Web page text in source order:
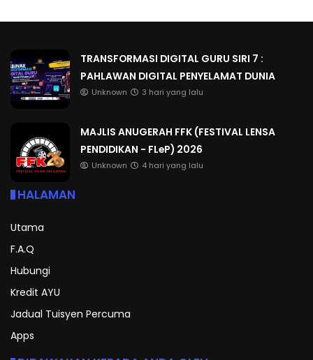
TRANSFORMASI DIGITAL GURU SIRI 7 :
PAHLAWAN DIGITAL PENYELAMAT DUNIA
Unknown 3 hari yang lalu
MAJLIS ANUGERAH FFK (FESTIVAL LENSA
PENDIDIKAN - FLeP) 2026
Unknown 4 hari yang lalu
HALAMAN
Utama
F.A.Q
Hubungi
Kredit AYU
Jadual Tuisyen Percuma
Apps